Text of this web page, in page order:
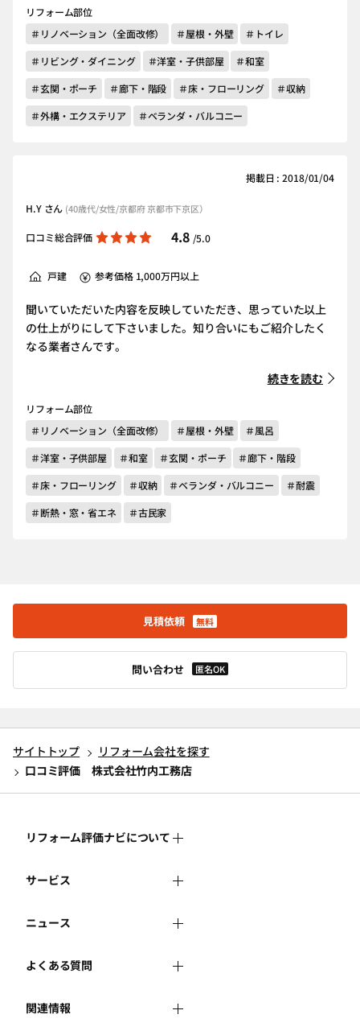
リフォーム部位
＃リノベーション（全面改修）
＃屋根・外壁
＃トイレ
＃リビング・ダイニング
＃洋室・子供部屋
＃和室
＃玄関・ポーチ
＃廊下・階段 ＃床・フローリング
＃収納
＃外構・エクステリア
＃ベランダ・バルコニー
掲載日 : 2018/01/04
H.Y さん (40歳代/女性/京都府 京都市下京区）
口コミ総合評価 4.8 /5.0
戸建 参考価格 1,000万円以上
聞いていただいた内容を反映していただき、思っていた以上
の仕上がりにして下さいました。知り合いにもご紹介したく
なる業者さんです。
続きを読む
リフォーム部位
＃リノベーション（全面改修）
＃屋根・外壁
＃風呂
＃洋室・子供部屋
＃和室 ＃玄関・ポーチ
＃廊下・階段
＃床・フローリング
＃収納 ＃ベランダ・バルコニー
＃耐震
＃断熱・窓・省エネ
＃古民家
見積依頼 無料
問い合わせ 匿名OK
サイトトップ
リフォーム会社を探す
口コミ評価 株式会社竹内工務店
リフォーム評価ナビについて
リフォーム評価ナビとは
運営体制
はじめての方へ
事務局へのお問い合せ
サービス
リフォーム会社を探す
リフォーム事例を見る
リフォームを相談する
ニュース
新着情報
講習会・セミナー
よくある質問
よくある質問
関連情報